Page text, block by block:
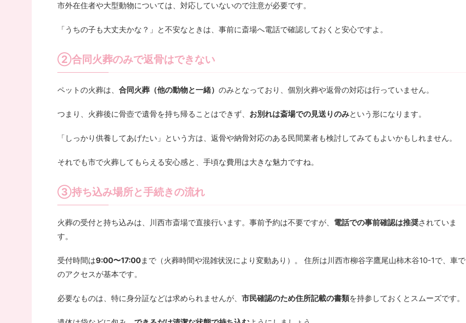
市外在住者や大型動物については、対応していないので注意が必要です。
「うちの子も大丈夫かな？」と不安なときは、事前に斎場へ電話で確認しておくと安心ですよ。
②合同火葬のみで返骨はできない
ペットの火葬は、 合同火葬（他の動物と一緒） のみとなっており、個別火葬や返骨の対応は行っていません。
つまり、火葬後に骨壺で遺骨を持ち帰ることはできず、 お別れは斎場での見送りのみという形になります。
「しっかり供養してあげたい」という方は、返骨や納骨対応のある民間業者も検討してみてもよいかもしれません。
それでも市で火葬してもらえる安心感と、手頃な費用は大きな魅力ですね。
③持ち込み場所と手続きの流れ
火葬の受付と持ち込みは、川西市斎場で直接行います。事前予約は不要ですが、 電話での事前確認は推奨されていま
す。
受付時間は9:00〜17:00まで（火葬時間や混雑状況により変動あり）。 住所は川西市柳谷字鷹尾山柿木谷10-1で、車で
のアクセスが基本です。
必要なものは、特に身分証などは求められませんが、 市民確認のため住所記載の書類を持参しておくとスムーズです。